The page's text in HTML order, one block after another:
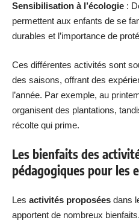
Sensibilisation à l’écologie :
permettent aux enfants de se
durables et l’importance de
Ces différentes activités sont
des saisons, offrant des
l’année. Par exemple, au
organisent des plantations,
récolte qui prime.
Les bienfaits des
pédagogiques pour les
Les activités proposées dans
apportent de nombreux